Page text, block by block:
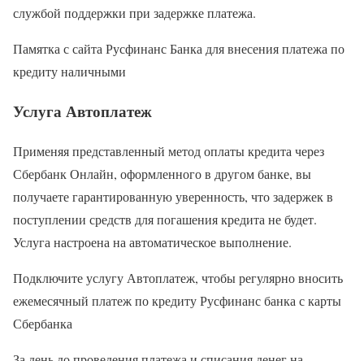
службой поддержки при задержке платежа.
Памятка с сайта Русфинанс Банка для внесения платежа по
кредиту наличными
Услуга Автоплатеж
Применяя представленный метод оплаты кредита через
Сбербанк Онлайн, оформленного в другом банке, вы
получаете гарантированную уверенность, что задержек в
поступлении средств для погашения кредита не будет.
Услуга настроена на автоматическое выполнение.
Подключите услугу Автоплатеж, чтобы регулярно вносить
ежемесячный платеж по кредиту Русфинанс банка с карты
Сбербанка